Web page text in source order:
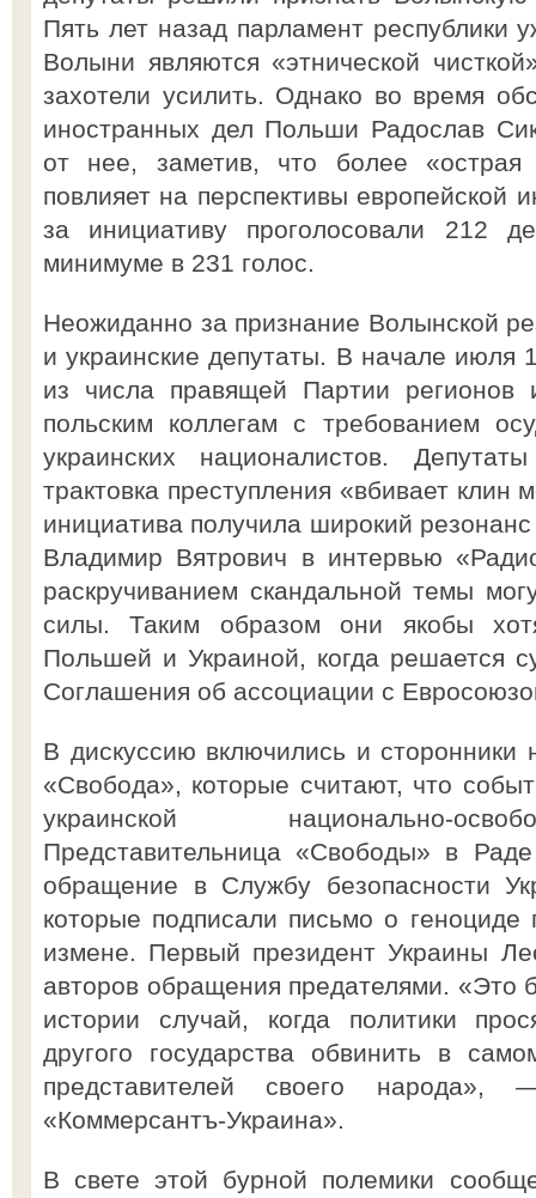
Пять лет назад парламент республики
Волыни являются «этнической
захотели усилить. Однако во время
иностранных дел Польши Радослав
от нее, заметив, что более «острая
повлияет на перспективы европейской
за инициативу проголосовали 212
минимуме в 231 голос.
Неожиданно за признание Волынской
и украинские депутаты. В начале июля
из числа правящей Партии регионов
польским коллегам с требованием
украинских националистов.
трактовка преступления «вбивает
инициатива получила широкий
Владимир Вятрович в интервью
раскручиванием скандальной темы
силы. Таким образом они якобы
Польшей и Украиной, когда решается
Соглашения об ассоциации с
В дискуссию включились и сторонники
«Свобода», которые считают, что
украинской национально-
Представительница «Свободы» в
обращение в Службу безопасности
которые подписали письмо о геноциде
измене. Первый президент Украины
авторов обращения предателями. «Это
истории случай, когда политики
другого государства обвинить в
представителей своего
«Коммерсантъ-Украина».
В свете этой бурной полемики